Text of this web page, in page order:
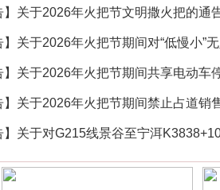
】关于2026年火把节文明撒火把的通
】关于2026年火把节期间对“低慢小”
】关于2026年火把节期间共享电动车
】关于2026年火把节期间禁止占道销
】关于对G215线景谷至宁洱